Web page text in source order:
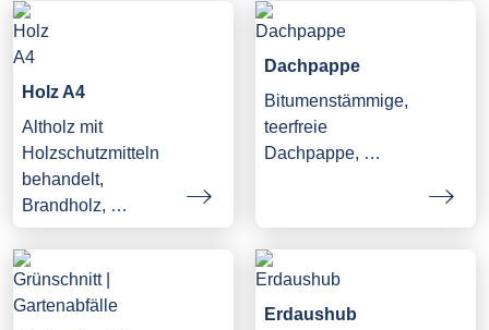
Holz A4
Altholz mit
Holzschutzmitteln
behandelt,
Brandholz, …
Dachpappe
Bitumenstämmige,
teerfreie
Dachpappe, …
Erdaushub